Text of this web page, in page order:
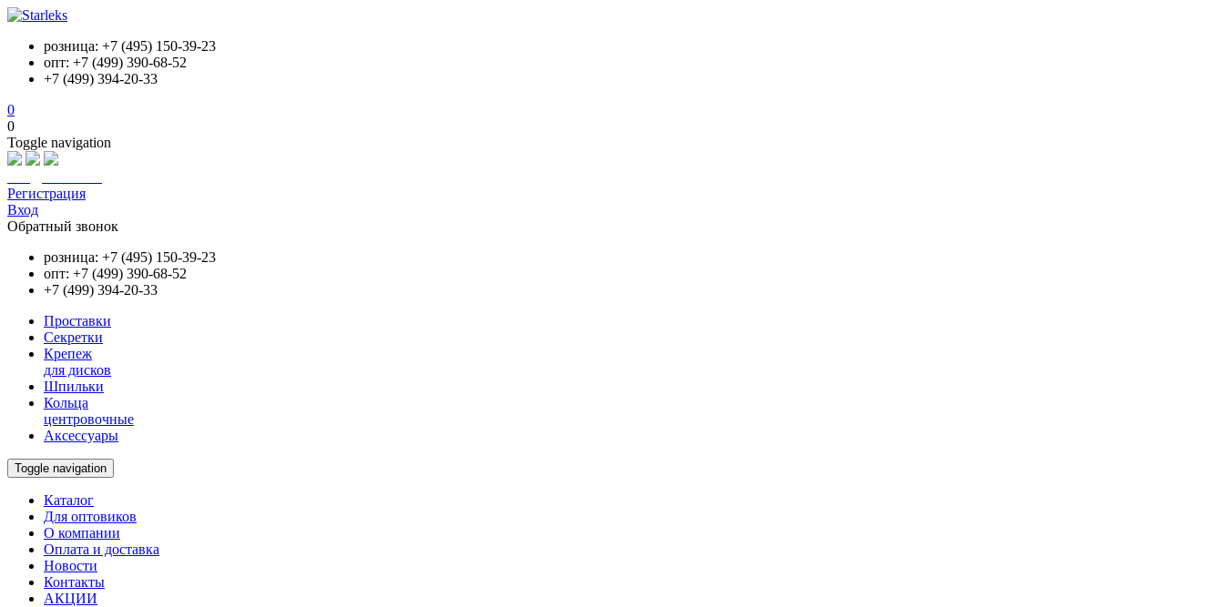
розница: +7 (495) 150-39-23
опт: +7 (499) 390-68-52
+7 (499) 394-20-33
0
0
Toggle navigation
Регистрация
Вход
Обратный звонок
розница: +7 (495) 150-39-23
опт: +7 (499) 390-68-52
+7 (499) 394-20-33
Проставки
Секретки
Крепеж
для дисков
Шпильки
Кольца
центровочные
Аксессуары
Toggle navigation
Каталог
Для оптовиков
О компании
Оплата и доставка
Новости
Контакты
АКЦИИ